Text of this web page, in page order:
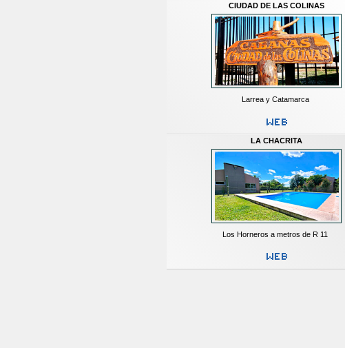
CIUDAD DE LAS COLINAS
Larrea y Catamarca
LA CHACRITA
Los Horneros a metros de R 11